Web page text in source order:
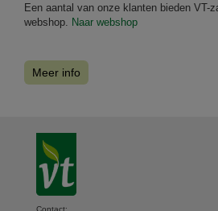
Een aantal van onze klanten bieden VT-
webshop.
Naar webshop
Meer info
Contact: